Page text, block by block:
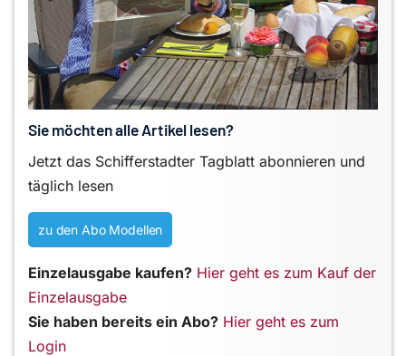
Sie möchten alle Artikel lesen?
Jetzt das Schifferstadter Tagblatt abonnieren und
täglich lesen
zu den Abo Modellen
Einzelausgabe kaufen? Hier geht es zum Kauf der
Einzelausgabe
Sie haben bereits ein Abo? Hier geht es zum
Login